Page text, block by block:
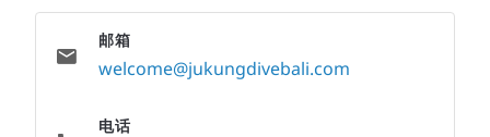
邮箱
welcome@jukungdivebali.com
电话